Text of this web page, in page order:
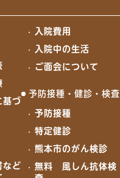
基づ
など
入院費用
入院中の生活
ご面会について
予防接種・健診・検査
予防接種
特定健診
熊本市のがん検診
無料 風しん抗体検